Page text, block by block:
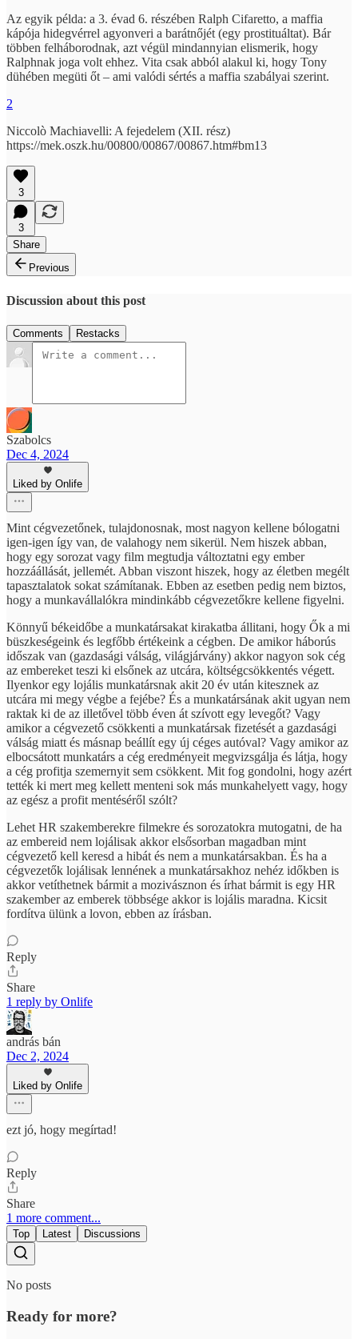
Az egyik példa: a 3. évad 6. részében Ralph Cifaretto, a maffia
kápója hidegvérrel agyonveri a barátnőjét (egy prostituáltat). Bár
többen felháborodnak, azt végül mindannyian elismerik, hogy
Ralphnak joga volt ehhez. Vita csak abból alakul ki, hogy Tony
dühében megüti őt – ami valódi sértés a maffia szabályai szerint.
2
Niccolò Machiavelli: A fejedelem (XII. rész)
https://mek.oszk.hu/00800/00867/00867.htm#bm13
3
3
Share
Previous
Discussion about this post
Comments Restacks
Szabolcs
Dec 4, 2024
Liked by Onlife
Mint cégvezetőnek, tulajdonosnak, most nagyon kellene bólogatni
igen-igen így van, de valahogy nem sikerül. Nem hiszek abban,
hogy egy sorozat vagy film megtudja változtatni egy ember
hozzáállását, jellemét. Abban viszont hiszek, hogy az életben megélt
tapasztalatok sokat számítanak. Ebben az esetben pedig nem biztos,
hogy a munkavállalókra mindinkább cégvezetőkre kellene figyelni.
Könnyű békeidőbe a munkatársakat kirakatba állitani, hogy Ők a mi
büszkeségeink és legfőbb értékeink a cégben. De amikor háborús
időszak van (gazdasági válság, világjárvány) akkor nagyon sok cég
az embereket teszi ki elsőnek az utcára, költségcsökkentés végett.
Ilyenkor egy lojális munkatársnak akit 20 év után kitesznek az
utcára mi megy végbe a fejébe? És a munkatársának akit ugyan nem
raktak ki de az illetővel több éven át szívott egy levegőt? Vagy
amikor a cégvezető csökkenti a munkatársak fizetését a gazdasági
válság miatt és másnap beállít egy új céges autóval? Vagy amikor az
elbocsátott munkatárs a cég eredményeit megvizsgálja és látja, hogy
a cég profitja szemernyit sem csökkent. Mit fog gondolni, hogy azért
tették ki mert meg kellett menteni sok más munkahelyett vagy, hogy
az egész a profit mentéséről szólt?
Lehet HR szakemberekre filmekre és sorozatokra mutogatni, de ha
az embereid nem lojálisak akkor elsősorban magadban mint
cégvezető kell keresd a hibát és nem a munkatársakban. És ha a
cégvezetők lojálisak lennének a munkatársakhoz nehéz időkben is
akkor vetíthetnek bármit a mozivásznon és írhat bármit is egy HR
szakember az emberek többsége akkor is lojális maradna. Kicsit
fordítva ülünk a lovon, ebben az írásban.
Reply
Share
1 reply by Onlife
andrás bán
Dec 2, 2024
Liked by Onlife
ezt jó, hogy megírtad!
Reply
Share
1 more comment...
Top Latest Discussions
No posts
Ready for more?